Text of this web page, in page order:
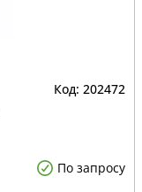
202472
По запросу